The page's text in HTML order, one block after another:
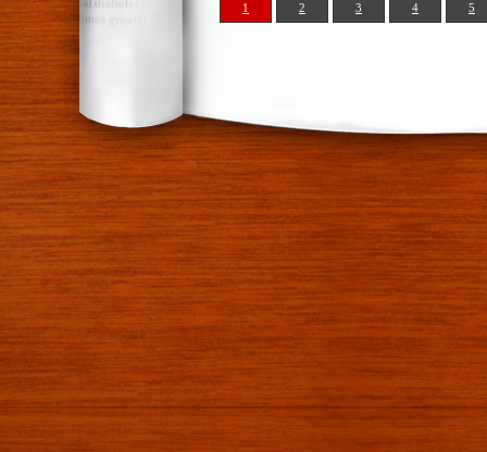
1 2 3 4 5